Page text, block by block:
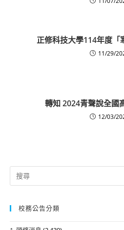
正修科技大學114年度「
11/29/
轉知 2024青聲說全國
12/03/
Search
for:
校務公告分類